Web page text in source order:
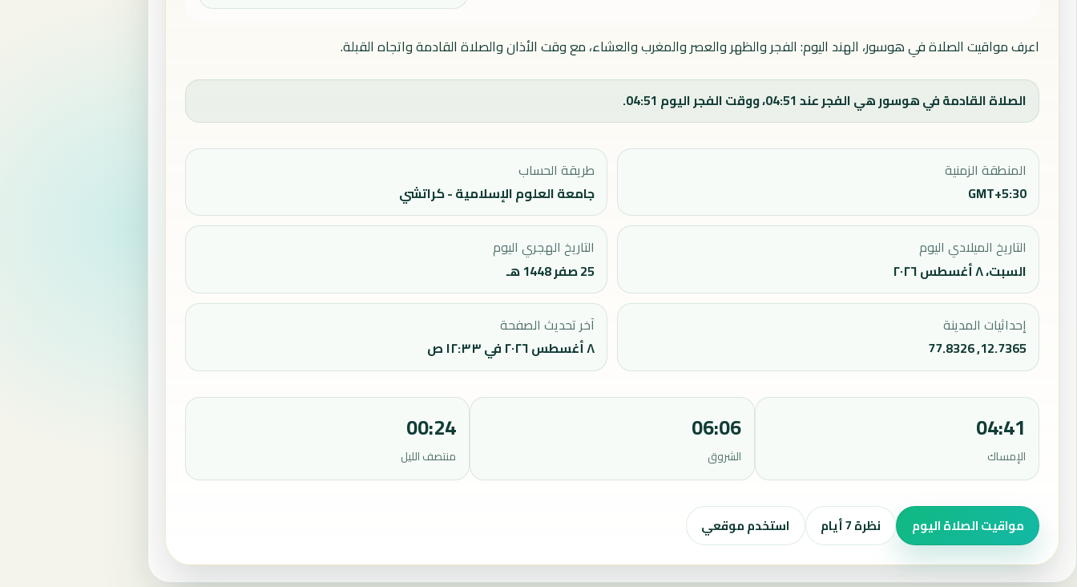
اعرف مواقيت الصلاة في هوسور، الهند اليوم: الفجر والظهر والعصر والمغرب والعشاء، مع وقت الأذان والصلاة القادمة واتجاه القبلة.
الصلاة القادمة في هوسور هي الفجر عند 04:51، ووقت الفجر اليوم 04:51.
المنطقة الزمنية
GMT+5:30
طريقة الحساب
جامعة العلوم الإسلامية - كراتشي
التاريخ الميلادي اليوم
السبت، ٨ أغسطس ٢٠٢٦
التاريخ الهجري اليوم
25 صفر 1448 هـ
إحداثيات المدينة
12.7365, 77.8326
آخر تحديث الصفحة
٨ أغسطس ٢٠٢٦ في ١٢:٣٣ ص
04:41
الإمساك
06:06
الشروق
00:24
منتصف الليل
مواقيت الصلاة اليوم نظرة 7 أيام استخدم موقعي